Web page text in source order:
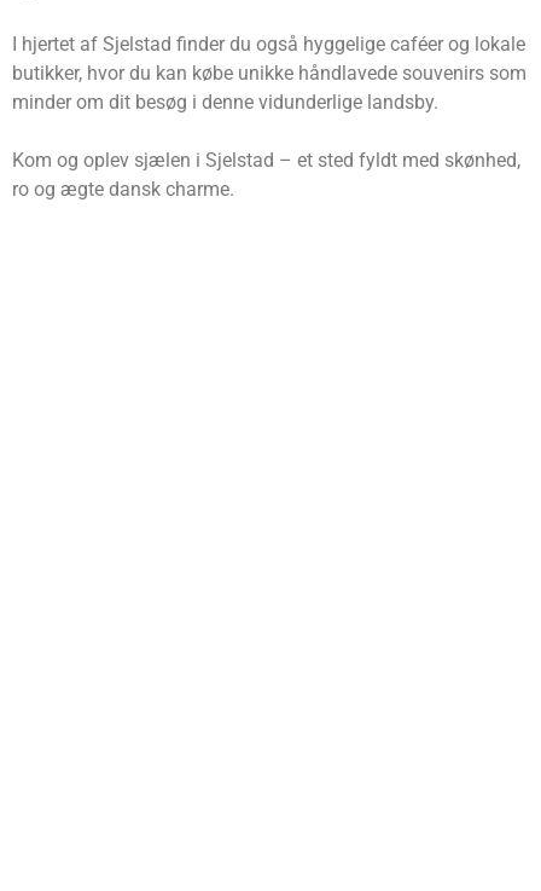
I hjertet af Sjelstad finder du også hyggelige caféer og lokale
butikker, hvor du kan købe unikke håndlavede souvenirs som
minder om dit besøg i denne vidunderlige landsby.
Kom og oplev sjælen i Sjelstad – et sted fyldt med skønhed,
ro og ægte dansk charme.